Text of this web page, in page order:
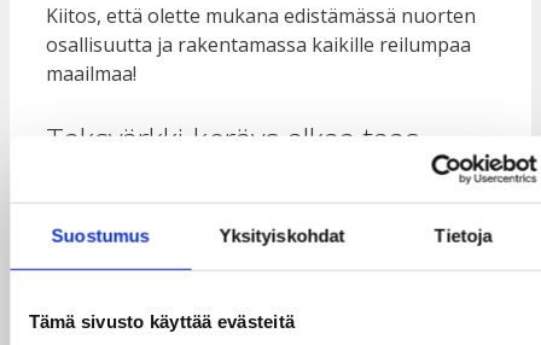
Suostumus Yksityiskohdat Tietoja
Tämä sivusto käyttää evästeitä
Kiitos, että olette mukana edistämässä nuorten
osallisuutta ja rakentamassa kaikille reilumpaa
maailmaa!
Taksvärkki-keräys alkaa taas
Taksvärkki-keräyksellä tuetaan jatkossakin
nuorten osallisuutta ja ihmisoikeuksien
Malawissa, Mosambikissa, Nepalissa ja Sierra